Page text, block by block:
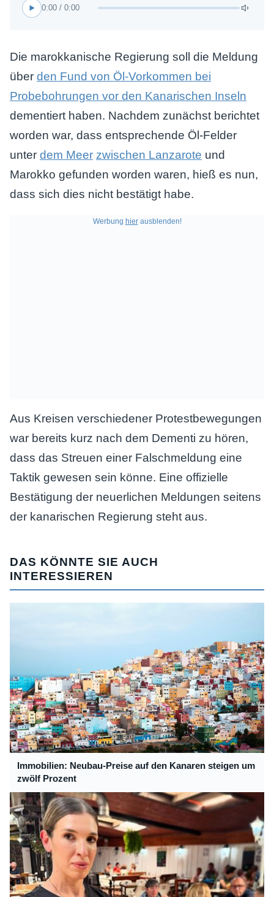
0:00 / 0:00
Die marokkanische Regierung soll die Meldung
über den Fund von Öl-Vorkommen bei
Probebohrungen vor den Kanarischen Inseln
dementiert haben. Nachdem zunächst berichtet
worden war, dass entsprechende Öl-Felder
unter dem Meer zwischen Lanzarote und
Marokko gefunden worden waren, hieß es nun,
dass sich dies nicht bestätigt habe.
Werbung hierausblenden!
Aus Kreisen verschiedener Protestbewegungen
war bereits kurz nach dem Dementi zu hören,
dass das Streuen einer Falschmeldung eine
Taktik gewesen sein könne. Eine offizielle
Bestätigung der neuerlichen Meldungen seitens
der kanarischen Regierung steht aus.
DAS KÖNNTE SIE AUCH
INTERESSIEREN
Immobilien: Neubau-Preise auf den Kanaren steigen um
zwölf Prozent